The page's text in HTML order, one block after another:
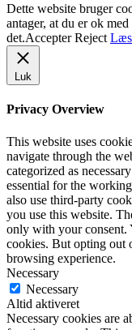
Dette website bruger
antager, at du er ok
det.Accepter Reject Læs
Luk
Privacy Overview
This website uses
navigate through the
categorized as
essential for the
also use third-party
you use this website.
only with your consent.
cookies. But opting out
browsing experience.
Necessary
Necessary
Altid aktiveret
Necessary cookies are